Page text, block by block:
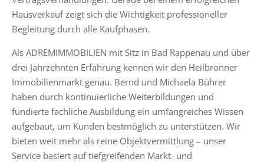
Hausverkauf zeigt sich die Wichtigkeit professioneller
Begleitung durch alle Kaufphasen.
Als ADREMIMMOBILIEN mit Sitz in Bad Rappenau und über
drei Jahrzehnten Erfahrung kennen wir den Heilbronner
Immobilienmarkt genau. Bernd und Michaela Bührer
haben durch kontinuierliche Weiterbildungen und
fundierte fachliche Ausbildung ein umfangreiches Wissen
aufgebaut, um Kunden bestmöglich zu unterstützen. Wir
bieten weit mehr als reine Objektvermittlung – unser
Service basiert auf tiefgreifenden Markt- und